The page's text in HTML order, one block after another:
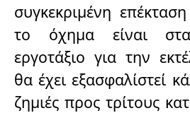
συγκεκριμένη
το όχημα είναι
εργοτάξιο για την
θα έχει εξασφαλίστεί
ζημιές προς τρίτους